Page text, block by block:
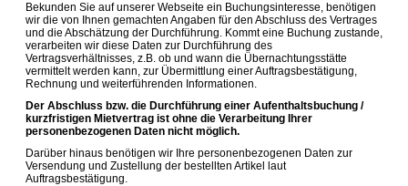
Bekunden Sie auf unserer Webseite ein Buchungsinteresse, benötigen
wir die von Ihnen gemachten Angaben für den Abschluss des Vertrages
und die Abschätzung der Durchführung. Kommt eine Buchung zustande,
verarbeiten wir diese Daten zur Durchführung des
Vertragsverhältnisses, z.B. ob und wann die Übernachtungsstätte
vermittelt werden kann, zur Übermittlung einer Auftragsbestätigung,
Rechnung und weiterführenden Informationen.
Der Abschluss bzw. die Durchführung einer Aufenthaltsbuchung /
kurzfristigen Mietvertrag ist ohne die Verarbeitung Ihrer
personenbezogenen Daten nicht möglich.
Darüber hinaus benötigen wir Ihre personenbezogenen Daten zur
Versendung und Zustellung der bestellten Artikel laut
Auftragsbestätigung.